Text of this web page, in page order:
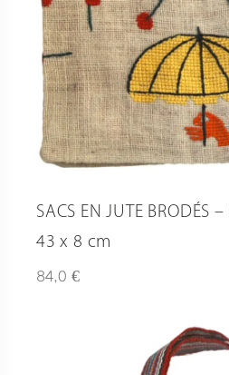
SACS EN JUTE BRODÉS
43 x 8 cm
84,0 €